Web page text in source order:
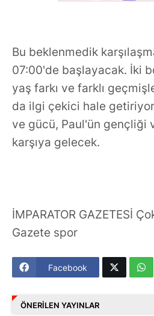
Bu beklenmedik
07:00'de başlayacak. İki
yaş farkı ve farklı
da ilgi çekici hale
ve gücü, Paul'ün gençliği
karşıya gelecek.
İMPARATOR GAZETESİ
Gazete spor
Facebook
ÖNERILEN YAYINLAR